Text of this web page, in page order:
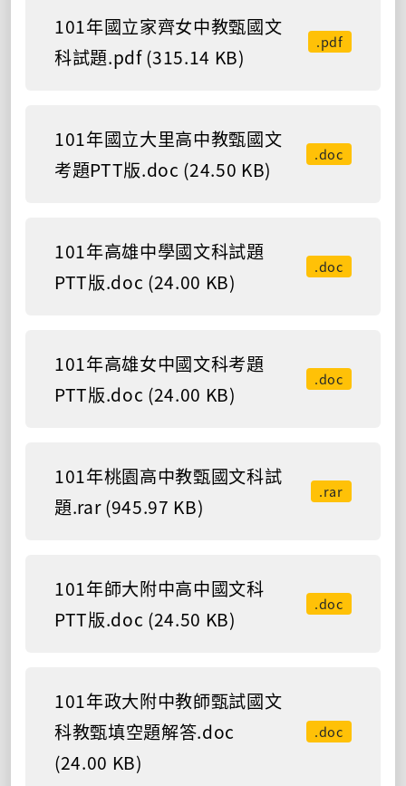
101年國立家齊女中教甄國文
科試題.pdf (315.14 KB)
.pdf
101年國立大里高中教甄國文
考題PTT版.doc (24.50 KB)
.doc
101年高雄中學國文科試題
PTT版.doc (24.00 KB)
.doc
101年高雄女中國文科考題
PTT版.doc (24.00 KB)
.doc
101年桃園高中教甄國文科試
題.rar (945.97 KB)
.rar
101年師大附中高中國文科
PTT版.doc (24.50 KB)
.doc
101年政大附中教師甄試國文
科教甄填空題解答.doc
(24.00 KB)
.doc